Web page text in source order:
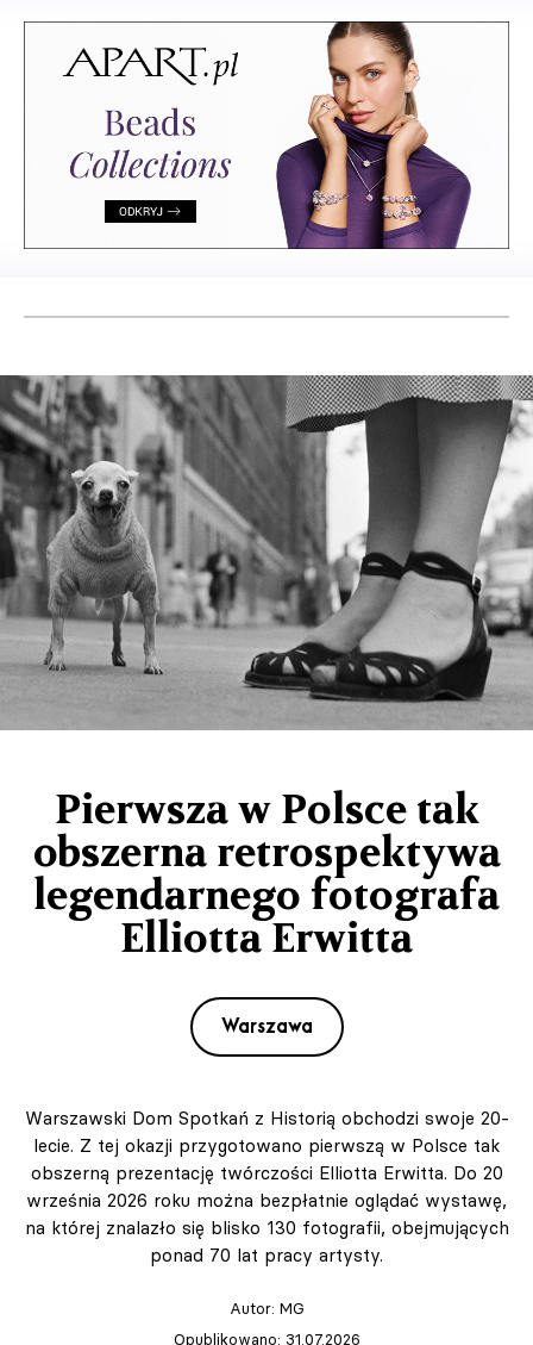
Pierwsza w Polsce tak
obszerna retrospektywa
legendarnego fotografa
Elliotta Erwitta
Warszawa
Warszawski Dom Spotkań z Historią obchodzi swoje 20-
lecie. Z tej okazji przygotowano pierwszą w Polsce tak
obszerną prezentację twórczości Elliotta Erwitta. Do 20
września 2026 roku można bezpłatnie oglądać wystawę,
na której znalazło się blisko 130 fotografii, obejmujących
ponad 70 lat pracy artysty.
Autor: MG
Opublikowano: 31.07.2026